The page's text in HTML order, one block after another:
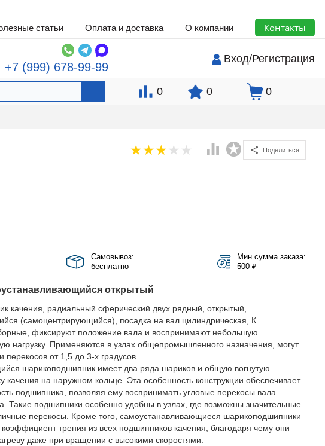
статьи Оплата и доставка О компании Контакты
+7 (999) 678-99-99
Вход/Регистрация
0 0 0
Поделиться
Самовывоз:
бесплатно
Мин.сумма заказа:
500 ₽
открытый
качения, радиальный сферический двух рядный, открытый,
(самоцентрирующийся), посадка на вал цилиндрическая, К
фиксируют положение вала и воспринимают небольшую
нагрузку. Применяются в узлах общепромышленного назначения, могут
перекосов от 1,5 до 3-х градусов.
шарикоподшипник имеет два ряда шариков и общую вогнутую
качения на наружном кольце. Эта особенность конструкции обеспечивает
подшипника, позволяя ему воспринимать угловые перекосы вала
Такие подшипники особенно удобны в узлах, где возможны значительные
перекосы. Кроме того, самоустанавливающиеся шарикоподшипники
трения из всех подшипников качения, благодаря чему они
даже при вращении с высокими скоростями.